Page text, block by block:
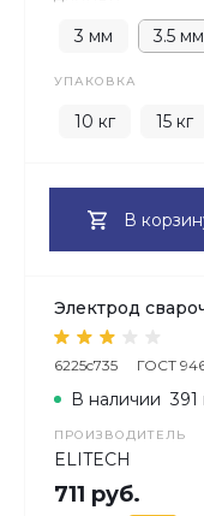
3 мм 3.5 мм
УПАКОВКА
10 кг 15 кг
В
Электрод
6225c735 ГОСТ
ПРОИЗВОДИТЕЛЬ
ELITECH
В наличии 391
711 руб.